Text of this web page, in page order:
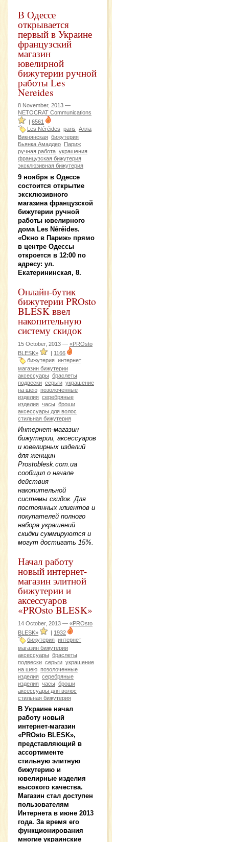
В Одессе
открывается
первый в Украине
французский
магазин
ювелирной
бижутерии ручной
работы Les
Nereides
8 November, 2013 —
NETOCRAT Communications
6561
Les Néréides paris Алла
Викнянская бижутерия
Бьянка Амаддео
Париж
ручная работа украшения
французская бижутерия
эксклюзивная бижутерия
9 ноября в Одессе
состоится открытие
эксклюзивного
магазина французской
бижутерии ручной
работы ювелирного
дома Les Néréides.
«Окно в Париж» прямо
в центре Одессы
откроется в 12:00 по
адресу: ул.
Екатерининская, 8.
Онлайн-бутик
бижутерии PROsto
BLESK ввел
накопительную
систему скидок
15 October, 2013 — «PROsto
BLESK»
| 1166
бижутерия интернет
магазин бижутерии
аксессуары браслеты
подвески серьги украшение
на шею позолоченные
изделия серебряные
изделия часы броши
аксессуары для волос
стильная бижутерия
Интернет-магазин
бижутерии, аксессуаров
и ювелирных изделий
для женщин
Prostoblesk.com.ua
сообщил о начале
действия
накопительной
системы скидок. Для
постоянных клиентов и
покупателей полного
набора украшений
скидки суммируются и
могут достигать 15%.
Начал работу
новый интернет-
магазин элитной
бижутерии и
аксессуаров
«PROsto BLESK»
14 October, 2013 — «PROsto
BLESK»
| 1932
бижутерия интернет
магазин бижутерии
аксессуары браслеты
подвески серьги украшение
на шею позолоченные
изделия серебряные
изделия часы броши
аксессуары для волос
стильная бижутерия
В Украине начал
работу новый
интернет-магазин
«PROsto BLESK»,
представляющий в
ассортименте
стильную элитную
бижутерию и
ювелирные изделия
высокого качества.
Магазин стал доступен
пользователям
Интернета в июне 2013
года. За время его
функционирования
многие украинские